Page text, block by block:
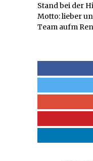
Stand bei der
Motto: lieber
Team aufm